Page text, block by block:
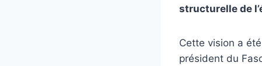
structurelle de
Cette vision a
président du